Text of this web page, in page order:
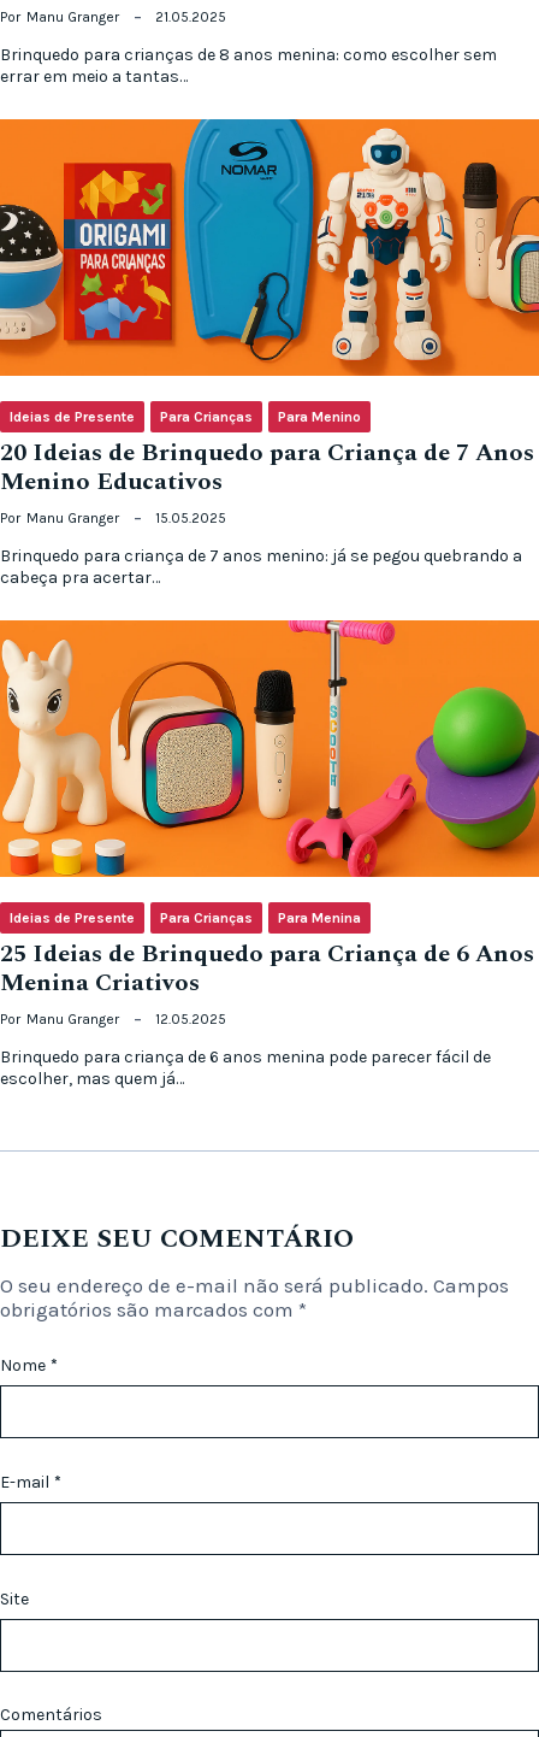
Por Manu Granger 21.05.2025
Brinquedo para crianças de 8 anos menina: como escolher sem
errar em meio a tantas…
Ideias de Presente Para Crianças Para Menino
20 Ideias de Brinquedo para Criança de 7 Anos
Menino Educativos
Por Manu Granger 15.05.2025
Brinquedo para criança de 7 anos menino: já se pegou quebrando a
cabeça pra acertar…
Ideias de Presente Para Crianças Para Menina
25 Ideias de Brinquedo para Criança de 6 Anos
Menina Criativos
Por Manu Granger 12.05.2025
Brinquedo para criança de 6 anos menina pode parecer fácil de
escolher, mas quem já…
DEIXE SEU COMENTÁRIO
O seu endereço de e-mail não será publicado. Campos
obrigatórios são marcados com *
Nome *
E-mail *
Site
Comentários